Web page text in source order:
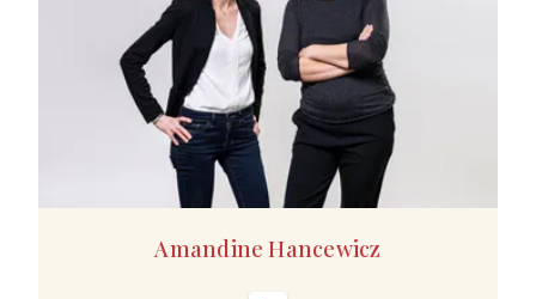
Amandine Hancewicz